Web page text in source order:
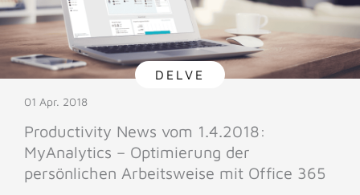
DELVE
01 Apr. 2018
Productivity News vom 1.4.2018:
MyAnalytics – Optimierung der
persönlichen Arbeitsweise mit Office 365